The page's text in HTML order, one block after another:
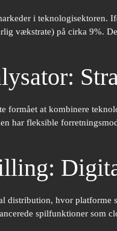
i
vækstrate) på cirka 9%.
formået at kombinere
har fleksible
distribution, hvor
spilfunktioner som